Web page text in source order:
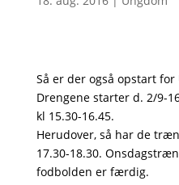
Så er der også opstart
Drengene starter d. 2/9-
kl 15.30-16.45.
Herudover, så har de
17.30-18.30.
fodbolden er færdig.